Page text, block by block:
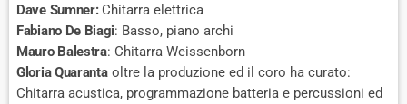
Dave Sumner:Chitarra elettrica
Fabiano De Biagi: Basso, piano archi
Mauro Balestra: Chitarra Weissenborn
Gloria Quarantaoltre la produzione ed il coro ha curato:
Chitarra acustica, programmazione batteria e percussioni ed